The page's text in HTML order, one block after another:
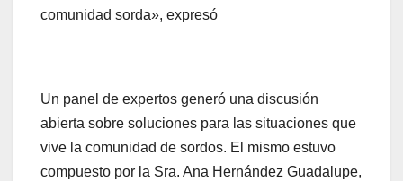
comunidad sorda», expresó
Un panel de expertos generó una discusión
abierta sobre soluciones para las situaciones que
vive la comunidad de sordos. El mismo estuvo
compuesto por la Sra. Ana Hernández Guadalupe,